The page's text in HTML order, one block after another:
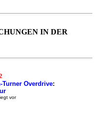
IN DER
Turner Overdrive:
vor